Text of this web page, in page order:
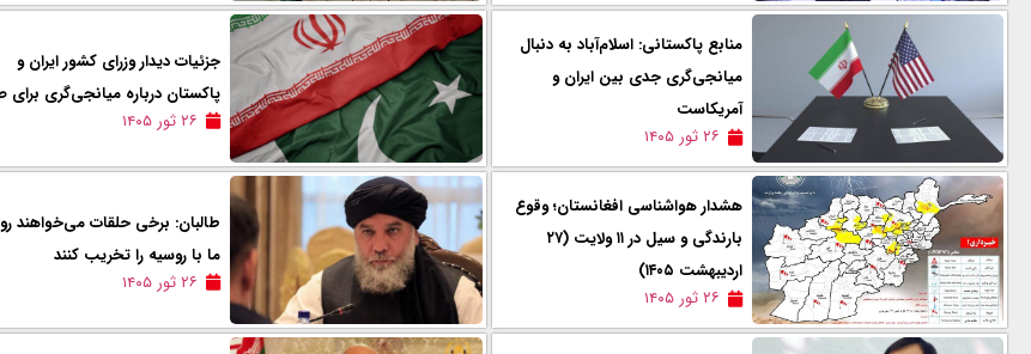
منابع پاکستانی: اسلام‌آباد به دنبال
میانجی‌گری جدی بین ایران و
آمریکاست
۲۶ ثور ۱۴۰۵
جزئیات دیدار وزرای کشور ایران و
پاکستان درباره میانجی‌گری برای
۲۶ ثور ۱۴۰۵
هشدار هواشناسی افغانستان؛ وقوع
بارندگی و سیل در ۱۱ ولایت (۲۷
اردیبهشت ۱۴۰۵)
۲۶ ثور ۱۴۰۵
طالبان: برخی حلقات می‌خواهند
ما با روسیه را تخریب کنند
۲۶ ثور ۱۴۰۵